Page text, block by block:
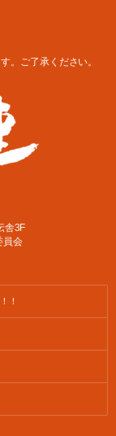
。ご了承ください。
舎3F
員会
！